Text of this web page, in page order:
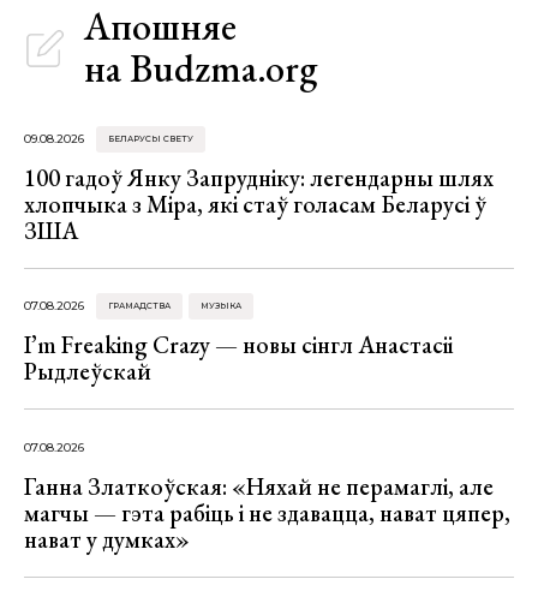
Апошняе
на Budzma.org
09.08.2026 БЕЛАРУСЫ СВЕТУ
100 гадоў Янку Запрудніку: легендарны шлях
хлопчыка з Міра, які стаў голасам Беларусі ў
ЗША
07.08.2026 ГРАМАДСТВА МУЗЫКА
I’m Freaking Crazy — новы сінгл Анастасіі
Рыдлеўскай
07.08.2026
Ганна Златкоўская: «Няхай не перамаглі, але
магчы — гэта рабіць і не здавацца, нават цяпер,
нават у думках»